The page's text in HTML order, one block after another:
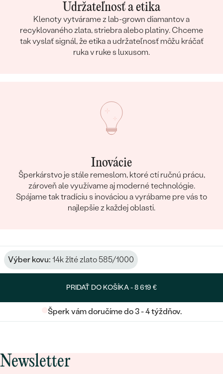
Udržateľnosť a etika
Klenoty vytvárame z lab-grown diamantov a
recyklovaného zlata, striebra alebo platiny. Chceme
tak vyslať signál, že etika a udržateľnosť môžu kráčať
ruka v ruke s luxusom.
Inovácie
Šperkárstvo je stále remeslom, ktoré ctí ručnú prácu,
zároveň ale využívame aj moderné technológie.
Spájame tak tradíciu s inováciou a vyrábame pre vás to
najlepšie z každej oblasti.
Výber kovu: 14k žlté zlato 585/1000
PRIDAŤ DO KOŠÍKA -8 619 €
Šperk vám doručíme do 3 - 4 týždňov.
Newsletter